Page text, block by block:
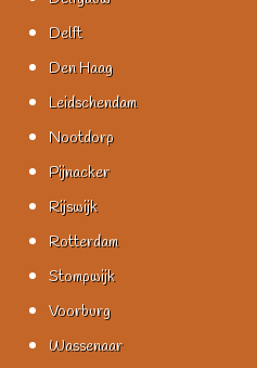
Delft
Den Haag
Leidschendam
Nootdorp
Pijnacker
Rijswijk
Rotterdam
Stompwijk
Voorburg
Wassenaar